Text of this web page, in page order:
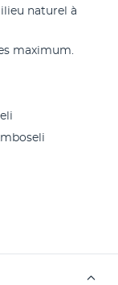
naturel à
maximum.